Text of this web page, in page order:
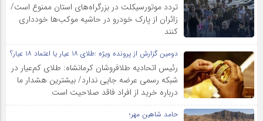
تردد موتورسیکلت در بزرگراه‌های استان ممنوع است/
زائران از پارک خودرو در حاشیه موکب‌ها خودداری
کنند
دومین گزارش از پرونده ویژه :طلای ۱۸ عیار یا اعتماد ۱۸ عیار؟
رئیس اتحادیه طلافروشان کرمانشاه: طلای کم‌عیار در
شبکه رسمی عرضه جایی ندارد/ بیشترین هشدار ما
درباره خرید از افراد فاقد صلاحیت است
حامد شاهین مهر؛